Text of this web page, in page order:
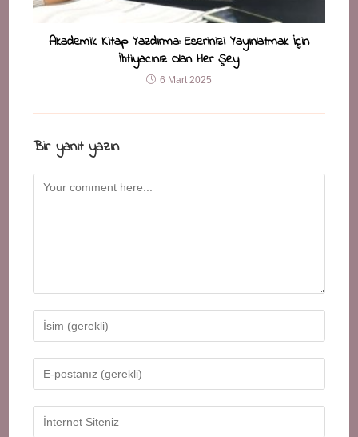
Akademik Kitap Yazdırma: Eserinizi Yayınlatmak İçin
İhtiyacınız Olan Her Şey
6 Mart 2025
Bir yanıt yazın
Comment
Enter
your
name
Enter
your
email
address
Enter